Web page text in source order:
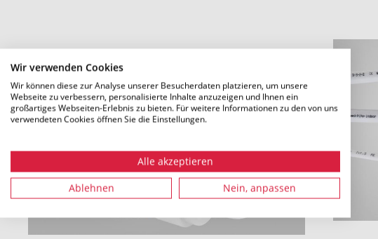
Wir verwenden Cookies
Wir können diese zur Analyse unserer Besucherdaten platzieren, um unsere
Webseite zu verbessern, personalisierte Inhalte anzuzeigen und Ihnen ein
großartiges Webseiten-Erlebnis zu bieten. Für weitere Informationen zu den von uns
verwendeten Cookies öffnen Sie die Einstellungen.
Alle akzeptieren
Ablehnen Nein, anpassen